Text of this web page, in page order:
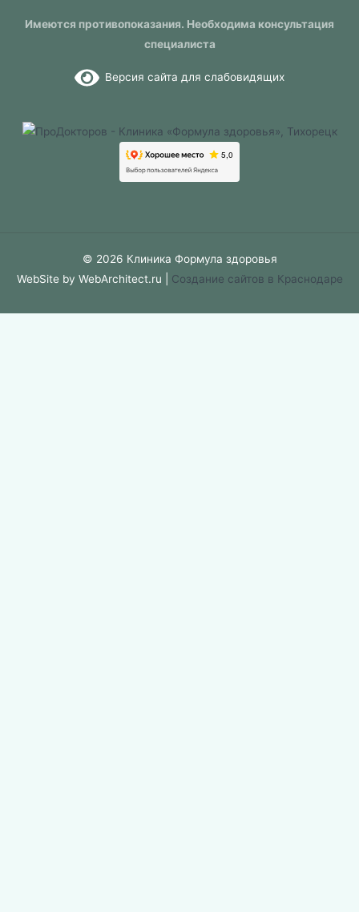
Имеются противопоказания. Необходима консультация
специалиста
Версия сайта для слабовидящих
© 2026 Клиника Формула здоровья
WebSite by WebArchitect.ru | Cоздание сайтов в Краснодаре